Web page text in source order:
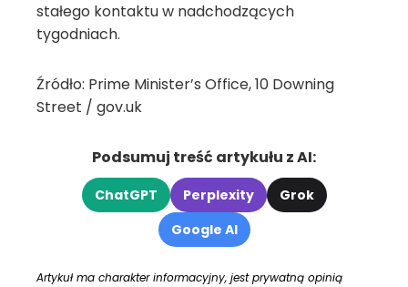
stałego kontaktu w nadchodzących
tygodniach.
Źródło: Prime Minister’s Office, 10 Downing
Street / gov.uk
Podsumuj treść artykułu z AI:
ChatGPT Perplexity
Grok
Google AI
Artykuł ma charakter informacyjny, jest prywatną opinią